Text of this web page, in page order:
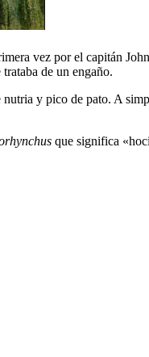
vez por el capitán
de un engaño.
y pico de pato. A
que significa